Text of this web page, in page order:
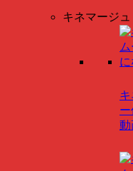
キネマージュ
ー
動